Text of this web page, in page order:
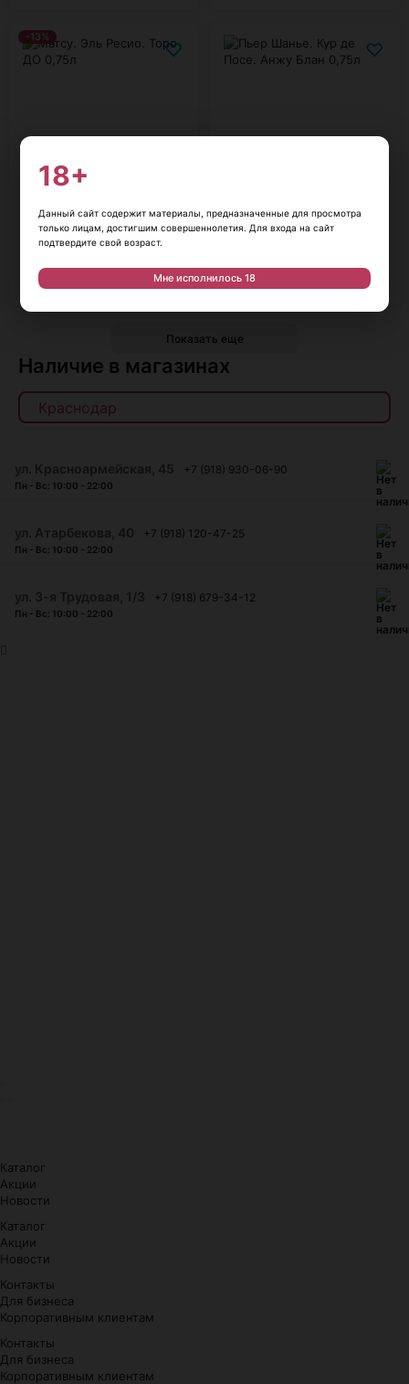
-13%
♡
Цена:
2 790 3 200₽
Матсу. Эль Ресио. Торо ДО 0,75л
♡
Пьер Шанье. Кур де Посе. Анжу
Показать еще
Наличие в магазинах
+7 (918) 930-06-90
Пн - Вс: 10:00 - 22:00
+7 (918) 120-47-25
Пн - Вс: 10:00 - 22:00
+7 (918) 679-34-12
Пн - Вс: 10:00 - 22:00
Каталог
Акции
Новости
Каталог
Акции
Новости
Контакты
Для бизнеса
Корпоративным клиентам
Контакты
Для бизнеса
Корпоративным клиентам
18+
Данный сайт содержит материалы, предназначенные для просмотра
только лицам, достигшим совершеннолетия. Для входа на сайт
подтвердите свой возраст.
Мне исполнилось 18